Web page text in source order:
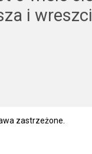
i
zastrzeżone.